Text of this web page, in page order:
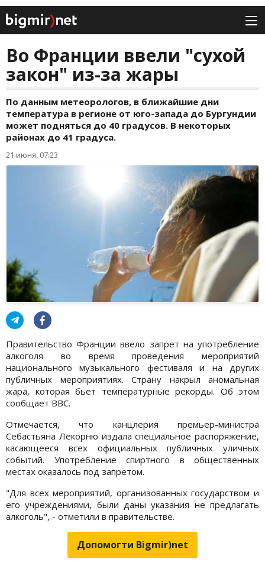
Во Франции ввели "сухой
закон" из-за жары
По данным метеорологов, в ближайшие дни
температура в регионе от юго-запада до Бургундии
может подняться до 40 градусов. В некоторых
районах до 41 градуса.
21 июня, 07:23
Правительство Франции ввело запрет на употребление
алкоголя во время проведения мероприятий
национального музыкального фестиваля и на других
публичных мероприятиях. Страну накрыл аномальная
жара, которая бьет температурные рекорды. Об этом
сообщает BBC.
Отмечается, что канцлерия премьер-министра
Себастьяна Лекорню издала специальное распоряжение,
касающееся всех официальных публичных уличных
событий. Употребление спиртного в общественных
местах оказалось под запретом.
"Для всех мероприятий, организованных государством и
его учреждениями, были даны указания не предлагать
алкоголь", - отметили в правительстве.
Допомогти Bigmir)net